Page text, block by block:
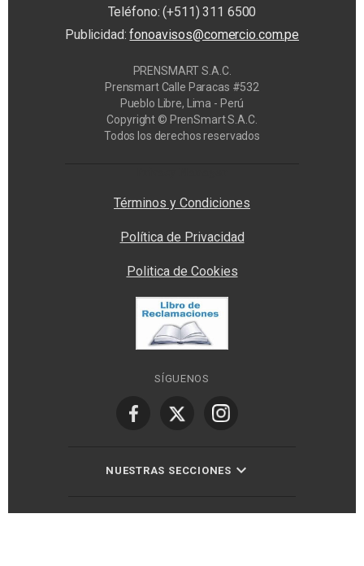
Teléfono: (+511) 311 6500
Publicidad:fonoavisos@comercio.com.pe
PRENSMART S.A.C.
Prensmart Calle Paracas #532
Pueblo Libre, Lima - Perú
Copyright © PrenSmart S.A.C.
Todos los derechos reservados
Términos y Condiciones
Política de Privacidad
Politica de Cookies
SÍGUENOS
NUESTRAS SECCIONES